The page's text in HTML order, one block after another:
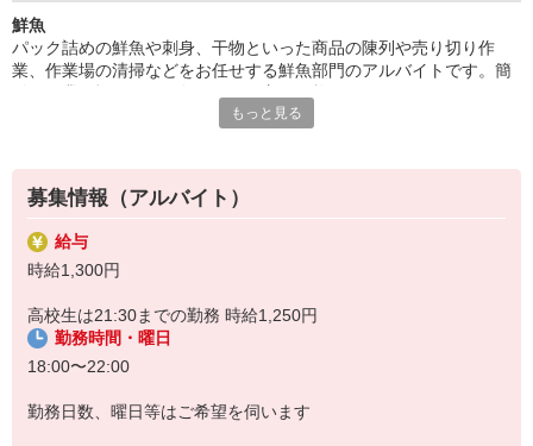
と。お仕事をしながら直接見たり触れたりすることで、自然と旬
の素材や品質のよさを見極めるスキルが身につきます。将来は、
料理人や目利きのプロを目指したいという学生さんは、アルバイ
トで働きながら腕を磨くことが可能です！
鮮魚
パック詰めの鮮魚や刺身、干物といった商品の陳列や売り切り作
業、作業場の清掃などをお任せする鮮魚部門のアルバイトです。簡
身につくお仕事に携わる機会もあります。わかりやすいマニュアル
もっと見る
募集情報（アルバイト）
給与
時給1,300円
高校生は21:30までの勤務 時給1,250円
勤務時間・曜日
18:00〜22:00
勤務日数、曜日等はご希望を伺います